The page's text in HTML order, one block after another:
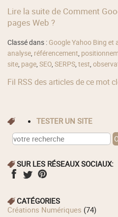
Lire la suite de Comment
pages Web ?
Classé dans : Google Yahoo Bing et
analyse référencement
site page ,SEO ,SERPS ,test ,
Fil RSS des articles de ce mot
TESTER UN SITE
SUR LES RÉSEAUX SOCIAUX:
CATÉGORIES
Créations Numériques (74)